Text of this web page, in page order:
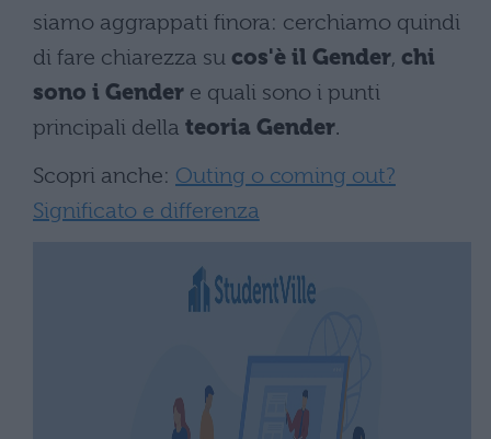
siamo aggrappati finora: cerchiamo quindi
di fare chiarezza su cos'è il Gender, chi
sono i Gender e quali sono i punti
principali della teoria Gender.
Scopri anche: Outing o coming out?
Significato e differenza